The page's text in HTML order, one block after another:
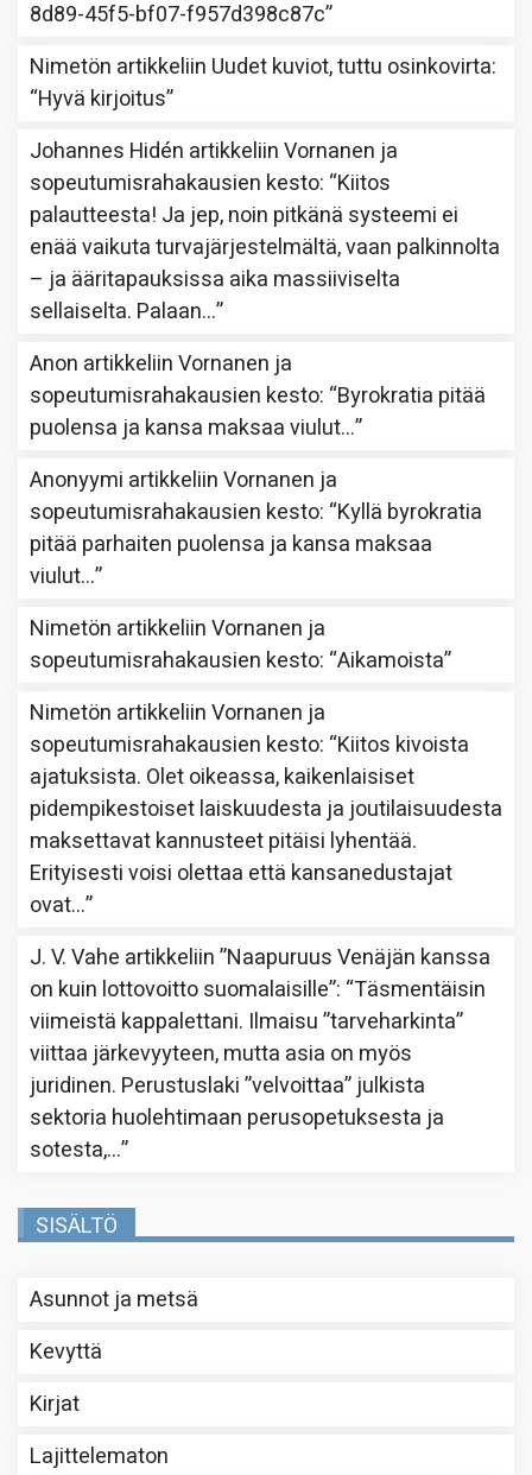
8d89-45f5-bf07-f957d398c87c”
Nimetön artikkeliin Uudet kuviot, tuttu osinkovirta:
“Hyvä kirjoitus”
Johannes Hidén artikkeliinVornanen ja
sopeutumisrahakausien kesto: “Kiitos
palautteesta! Ja jep, noin pitkänä systeemi ei
enää vaikuta turvajärjestelmältä, vaan palkinnolta
– ja ääritapauksissa aika massiiviselta
sellaiselta. Palaan…”
Anon artikkeliinVornanen ja
sopeutumisrahakausien kesto: “Byrokratia pitää
puolensa ja kansa maksaa viulut…”
Anonyymi artikkeliinVornanen ja
sopeutumisrahakausien kesto: “Kyllä byrokratia
pitää parhaiten puolensa ja kansa maksaa
viulut…”
Nimetön artikkeliinVornanen ja
sopeutumisrahakausien kesto: “Aikamoista”
Nimetön artikkeliinVornanen ja
sopeutumisrahakausien kesto: “Kiitos kivoista
ajatuksista. Olet oikeassa, kaikenlaisiset
pidempikestoiset laiskuudesta ja joutilaisuudesta
maksettavat kannusteet pitäisi lyhentää.
Erityisesti voisi olettaa että kansanedustajat
ovat…”
J. V. Vahe artikkeliin”Naapuruus Venäjän kanssa
on kuin lottovoitto suomalaisille”: “Täsmentäisin
viimeistä kappalettani. Ilmaisu ”tarveharkinta”
viittaa järkevyyteen, mutta asia on myös
juridinen. Perustuslaki ”velvoittaa” julkista
sektoria huolehtimaan perusopetuksesta ja
sotesta,…”
SISÄLTÖ
Asunnot ja metsä
Kevyttä
Kirjat
Lajittelematon